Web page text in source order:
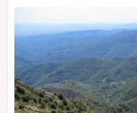
t
i